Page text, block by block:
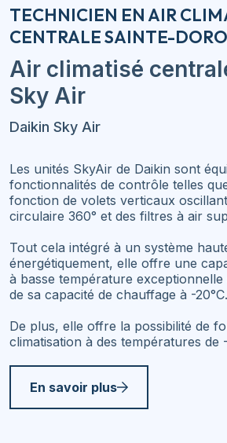
TECHNICIEN EN AIR
CENTRALE SAINTE-
Air climatisé
Sky Air
Daikin Sky Air
Les unités SkyAir de Daikin sont
fonctionnalités de contrôle telles
fonction de volets verticaux
circulaire 360° et des filtres à air
Tout cela intégré à un système
énergétiquement, elle offre une
à basse température exceptionnelle
de sa capacité de chauffage à -20°C.
De plus, elle offre la possibilité de
climatisation à des températures de
En savoir plus